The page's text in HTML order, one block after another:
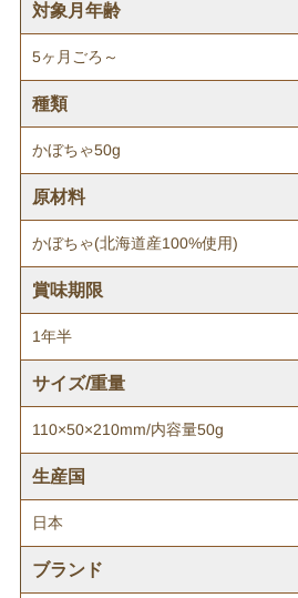
対象月年齢
5ヶ月ごろ～
種類
かぼちゃ50g
原材料
かぼちゃ(北海道産100%使用)
賞味期限
1年半
サイズ/重量
110×50×210mm/内容量50g
生産国
日本
ブランド